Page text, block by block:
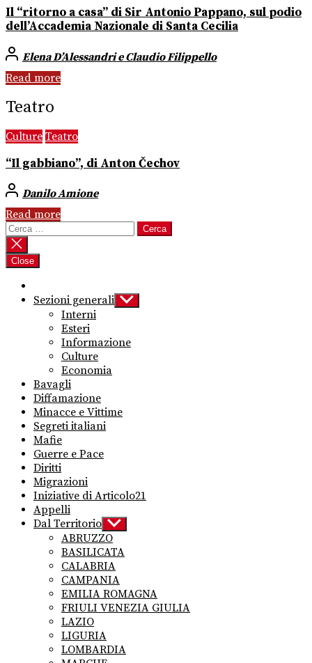
Il “ritorno a casa” di Sir Antonio Pappano, sul podio
dell’Accademia Nazionale di Santa Cecilia
Elena D’Alessandri e Claudio Filippello
Read more
Teatro
Culture Teatro
“Il gabbiano”, di Anton Čechov
Danilo Amione
Read more
Ricerca
per:
Close
Sezioni generali Show
sub
Interni
Esteri
Informazione
Culture
Economia
Bavagli
Diffamazione
Minacce e Vittime
Segreti italiani
Mafie
Guerre e Pace
Diritti
Migrazioni
Iniziative di Articolo21
Appelli
Dal Territorio Show
sub
menu
ABRUZZO
BASILICATA
CALABRIA
CAMPANIA
EMILIA ROMAGNA
FRIULI VENEZIA GIULIA
LAZIO
LIGURIA
LOMBARDIA